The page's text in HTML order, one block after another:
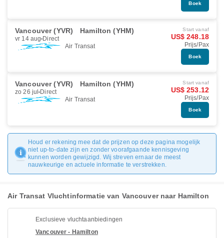
Boek
Vancouver (YVR) Hamilton (YHM)
vr 14 aug Direct
Air Transat
Start vanaf
US$ 248.18
Prijs/Pax
Boek
Vancouver (YVR) Hamilton (YHM)
zo 26 jul Direct
Air Transat
Start vanaf
US$ 253.12
Prijs/Pax
Boek
Houd er rekening mee dat de prijzen op deze pagina mogelijk
niet up-to-date zijn en zonder voorafgaande kennisgeving
kunnen worden gewijzigd. Wij streven ernaar de meest
nauwkeurige en actuele informatie te verstrekken.
Air Transat Vluchtinformatie van Vancouver naar Hamilton
Exclusieve vluchtaanbiedingen
Vancouver - Hamilton